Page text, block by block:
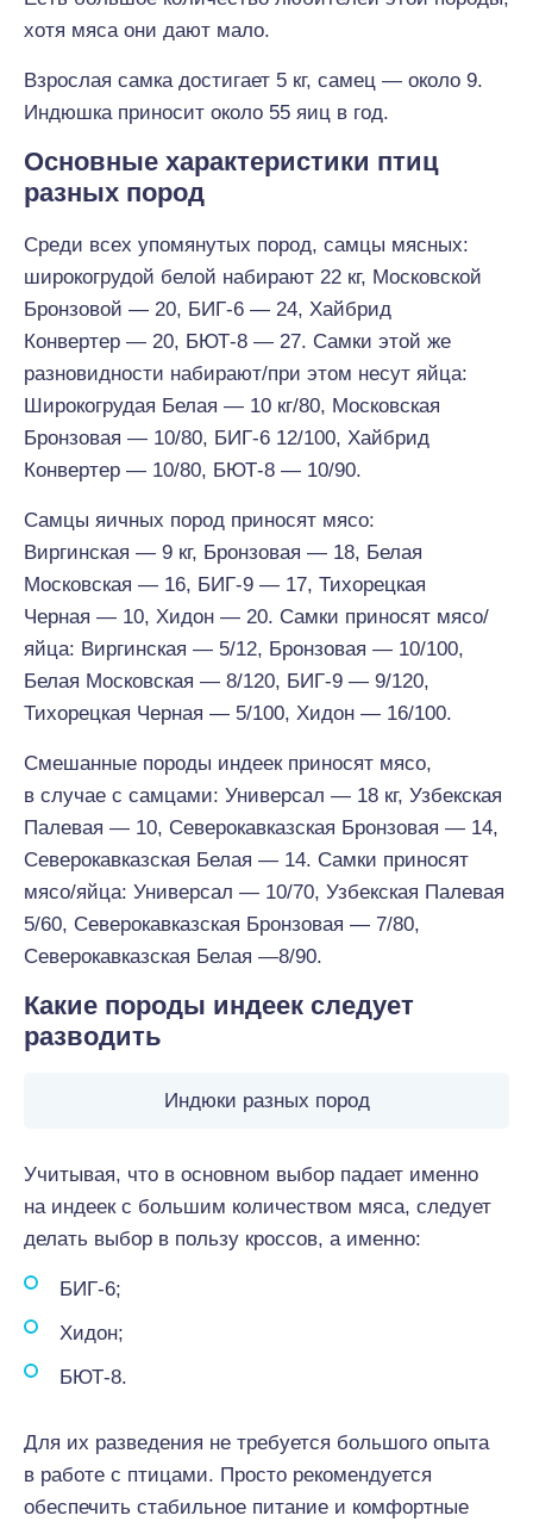
хотя мяса они дают мало.
Взрослая самка достигает 5 кг, самец — около 9.
Индюшка приносит около 55 яиц в год.
Основные характеристики птиц
разных пород
Среди всех упомянутых пород, самцы мясных:
широкогрудой белой набирают 22 кг, Московской
Бронзовой — 20, БИГ-6 — 24, Хайбрид
Конвертер — 20, БЮТ-8 — 27. Самки этой же
разновидности набирают/при этом несут яйца:
Широкогрудая Белая — 10 кг/80, Московская
Бронзовая — 10/80, БИГ-6 12/100, Хайбрид
Конвертер — 10/80, БЮТ-8 — 10/90.
Самцы яичных пород приносят мясо:
Виргинская — 9 кг, Бронзовая — 18, Белая
Московская — 16, БИГ-9 — 17, Тихорецкая
Черная — 10, Хидон — 20. Самки приносят мясо/
яйца: Виргинская — 5/12, Бронзовая — 10/100,
Белая Московская — 8/120, БИГ-9 — 9/120,
Тихорецкая Черная — 5/100, Хидон — 16/100.
Смешанные породы индеек приносят мясо,
в случае с самцами: Универсал — 18 кг, Узбекская
Палевая — 10, Северокавказская Бронзовая — 14,
Северокавказская Белая — 14. Самки приносят
мясо/яйца: Универсал — 10/70, Узбекская Палевая
5/60, Северокавказская Бронзовая — 7/80,
Северокавказская Белая —8/90.
Какие породы индеек следует
разводить
Индюки разных пород
Учитывая, что в основном выбор падает именно
на индеек с большим количеством мяса, следует
делать выбор в пользу кроссов, а именно:
БИГ-6;
Хидон;
БЮТ-8.
Для их разведения не требуется большого опыта
в работе с птицами. Просто рекомендуется
обеспечить стабильное питание и комфортные